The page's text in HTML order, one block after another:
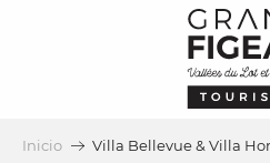
Inicio Villa Bellevue & Villa